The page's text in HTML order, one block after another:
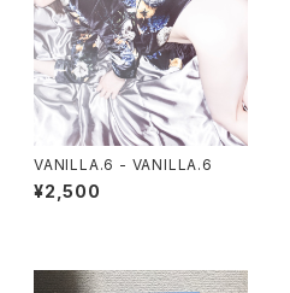
VANILLA.6 - VANILLA.6
¥2,500